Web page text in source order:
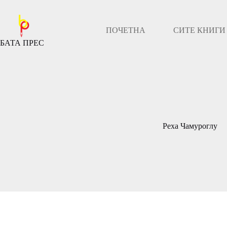
содржината
БАТА ПРЕС
ПОЧЕТНА СИТЕ КНИГИ
Реха Чамуроглу